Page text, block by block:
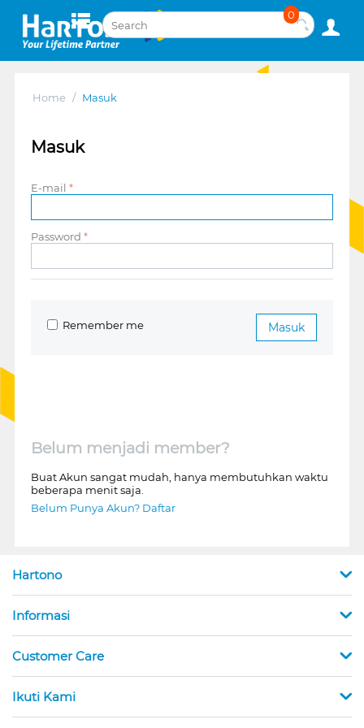
0
Home / Masuk
Masuk
E-mail
Password
Masuk
Remember me
Belum menjadi member?
Buat Akun sangat mudah, hanya membutuhkan waktu
beberapa menit saja.
Belum Punya Akun? Daftar
Hartono
Informasi
Customer Care
Ikuti Kami